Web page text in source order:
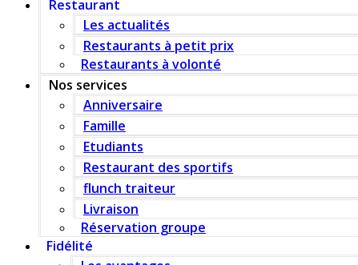
Restaurant
Les actualités
Restaurants à petit prix
Restaurants à volonté
Nos services
Anniversaire
Famille
Etudiants
Restaurant des sportifs
flunch traiteur
Livraison
Réservation groupe
Fidélité